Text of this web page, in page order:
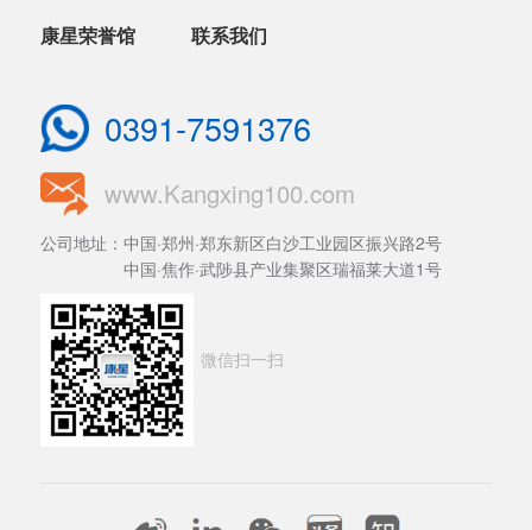
康星荣誉馆
联系我们
0391-7591376
www.Kangxing100.com
公司地址：中国·郑州·郑东新区白沙工业园区振兴路2号
中国·焦作·武陟县产业集聚区瑞福莱大道1号
微信扫一扫